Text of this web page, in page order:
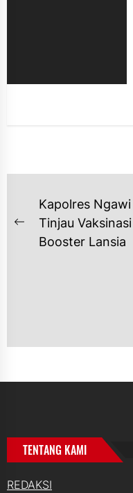
NAVIGASI
POS
Previous
post:
Kapolres Ngawi
Tinjau Vaksinasi
Booster Lansia
TENTANG KAMI
REDAKSI